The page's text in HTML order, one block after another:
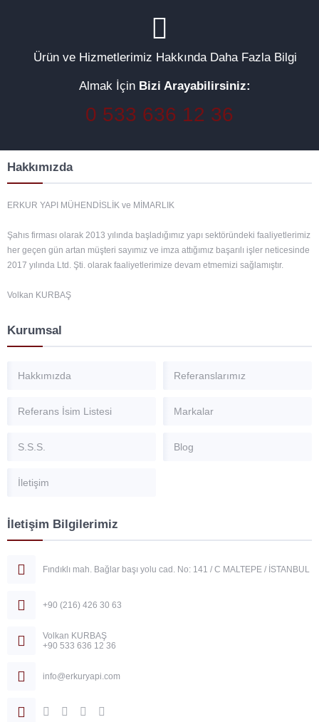
Ürün ve Hizmetlerimiz Hakkında Daha Fazla Bilgi
Almak İçin Bizi Arayabilirsiniz:
0 533 636 12 36
Hakkımızda
ERKUR YAPI MÜHENDİSLİK ve MİMARLIK
Şahıs firması olarak 2013 yılında başladığımız yapı sektöründeki faaliyetlerimiz
her geçen gün artan müşteri sayımız ve imza attığımız başarılı işler neticesinde
2017 yılında Ltd. Şti. olarak faaliyetlerimize devam etmemizi sağlamıştır.
Volkan KURBAŞ
Kurumsal
Hakkımızda Referanslarımız
Referans İsim Listesi Markalar
S.S.S. Blog
İletişim
İletişim Bilgilerimiz
Fındıklı mah. Bağlar başı yolu cad. No: 141 / C MALTEPE / İSTANBUL
+90 (216) 426 30 63
Volkan KURBAŞ
+90 533 636 12 36
info@erkuryapi.com